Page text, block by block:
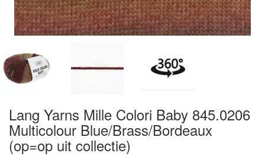
Lang Yarns Mille Colori Baby 845.0206
Multicolour Blue/Brass/Bordeaux
(op=op uit collectie)